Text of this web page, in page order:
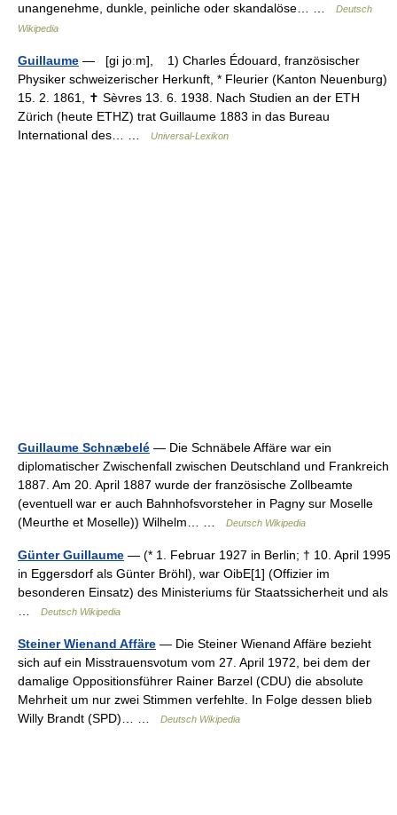
unangenehme, dunkle, peinliche oder skandalöse… …
Deutsch
Wikipedia
Guillaume — [gi joːm], 1) Charles Édouard, französischer
Physiker schweizerischer Herkunft, * Fleurier (Kanton Neuenburg)
15. 2. 1861, ✝ Sèvres 13. 6. 1938. Nach Studien an der ETH
Zürich (heute ETHZ) trat Guillaume 1883 in das Bureau
International des… …
Universal-Lexikon
Guillaume Schnæbelé — Die Schnäbele Affäre war ein
diplomatischer Zwischenfall zwischen Deutschland und Frankreich
1887. Am 20. April 1887 wurde der französische Zollbeamte
(eventuell war er auch Bahnhofsvorsteher in Pagny sur Moselle
(Meurthe et Moselle)) Wilhelm… …
Deutsch Wikipedia
Günter Guillaume — (* 1. Februar 1927 in Berlin; † 10. April 1995
in Eggersdorf als Günter Bröhl), war OibE[1] (Offizier im
besonderen Einsatz) des Ministeriums für Staatssicherheit und als
Deutsch Wikipedia
Steiner Wienand Affäre — Die Steiner Wienand Affäre bezieht
sich auf ein Misstrauensvotum vom 27. April 1972, bei dem der
damalige Oppositionsführer Rainer Barzel (CDU) die absolute
Mehrheit um nur zwei Stimmen verfehlte. In Folge dessen blieb
Willy Brandt (SPD)… …
Deutsch Wikipedia